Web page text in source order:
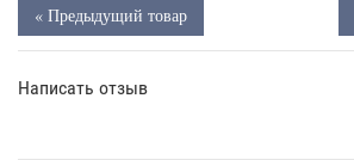
« Предыдущий товар
Написать отзыв